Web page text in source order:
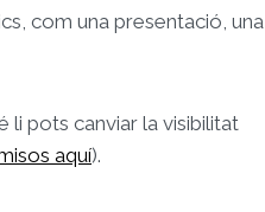
com una presentació, una
li pots canviar la visibilitat
aquí).